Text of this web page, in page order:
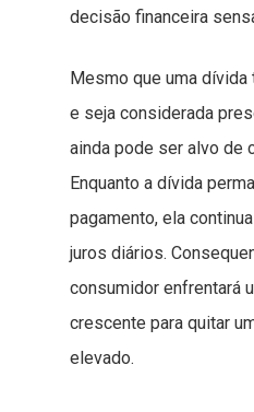
decisão financeira
Mesmo que uma dívida
e seja considerada
ainda pode ser alvo de
Enquanto a dívida
pagamento, ela
juros diários.
consumidor enfrentará
crescente para quitar
elevado.